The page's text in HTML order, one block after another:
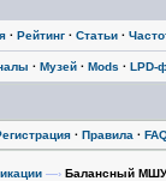
· Рейтинг · Статьи ·
· Музей · Mods · LPD-
· Правила ·
—› Балансный МШУ